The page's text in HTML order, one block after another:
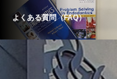
よくある質問（FAQ）